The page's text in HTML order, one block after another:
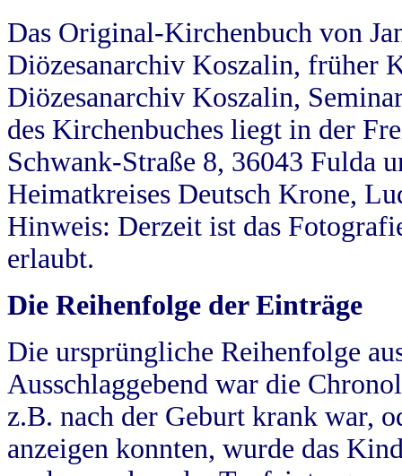
Das Original-Kirchenbuch von
Diözesanarchiv Koszalin, früher
Diözesanarchiv Koszalin,
des Kirchenbuches liegt in der
Schwank-Straße 8, 36043 Fulda
Heimatkreises Deutsch Krone,
Hinweis: Derzeit ist das
erlaubt.
Die Reihenfolge der Einträge
Die ursprüngliche Reihenfolge
Ausschlaggebend war die
z.B. nach der Geburt krank war,
anzeigen konnten, wurde das